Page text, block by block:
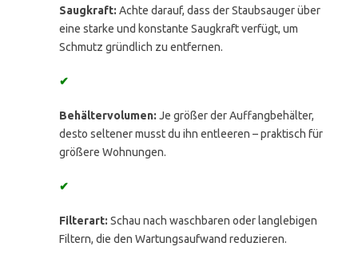
Saugkraft: Achte darauf, dass der Staubsauger über
eine starke und konstante Saugkraft verfügt, um
Schmutz gründlich zu entfernen.
✔
Behältervolumen: Je größer der Auffangbehälter,
desto seltener musst du ihn entleeren – praktisch für
größere Wohnungen.
✔
Filterart: Schau nach waschbaren oder langlebigen
Filtern, die den Wartungsaufwand reduzieren.